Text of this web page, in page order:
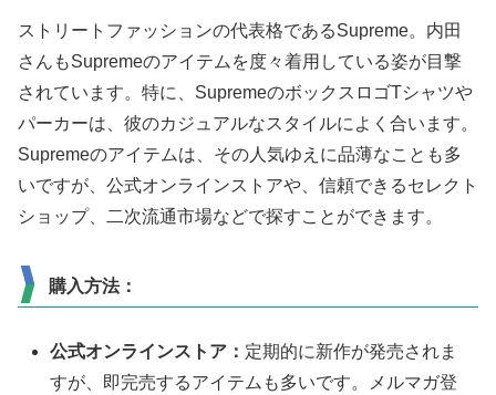
ストリートファッションの代表格であるSupreme。内田
さんもSupremeのアイテムを度々着用している姿が目撃
されています。特に、SupremeのボックスロゴTシャツや
パーカーは、彼のカジュアルなスタイルによく合います。
Supremeのアイテムは、その人気ゆえに品薄なことも多
いですが、公式オンラインストアや、信頼できるセレクト
ショップ、二次流通市場などで探すことができます。
購入方法：
公式オンラインストア： 定期的に新作が発売されま
すが、即完売するアイテムも多いです。メルマガ登